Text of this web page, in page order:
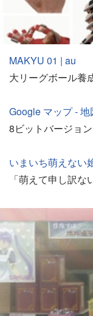
MAKYU 01 | au
大リーグボール養
Google マップ - 地
8ビットバージョン
いまいち萌えない
「萌えて申し訳